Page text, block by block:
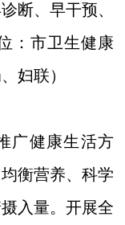
断、早干预、
：市卫生健康
妇联）
广健康生活方
衡营养、科学
入量。开展全